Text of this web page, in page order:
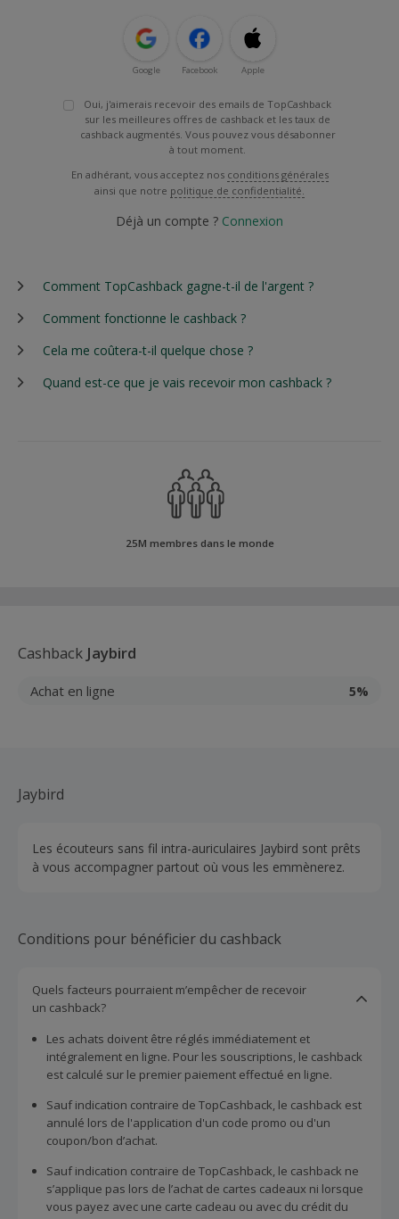
Google Facebook Apple
Oui, j'aimerais recevoir des emails de TopCashback
sur les meilleures offres de cashback et les taux de
cashback augmentés. Vous pouvez vous désabonner
à tout moment.
En adhérant, vous acceptez nos conditions générales
ainsi que notre politique de confidentialité.
Déjà un compte ? Connexion
Comment TopCashback gagne-t-il de l'argent ?
Comment fonctionne le cashback ?
Cela me coûtera-t-il quelque chose ?
Quand est-ce que je vais recevoir mon cashback ?
25M membres dans le monde
Cashback Jaybird
Achat en ligne 5%
Jaybird
Les écouteurs sans fil intra-auriculaires Jaybird sont prêts
à vous accompagner partout où vous les emmènerez.
Conditions pour bénéficier du cashback
Quels facteurs pourraient m’empêcher de recevoir
un cashback?
Les achats doivent être réglés immédiatement et
intégralement en ligne. Pour les souscriptions, le cashback
est calculé sur le premier paiement effectué en ligne.
Sauf indication contraire de TopCashback, le cashback est
annulé lors de l'application d'un code promo ou d'un
coupon/bon d’achat.
Sauf indication contraire de TopCashback, le cashback ne
s’applique pas lors de l’achat de cartes cadeaux ni lorsque
vous payez avec une carte cadeau ou avec du crédit du